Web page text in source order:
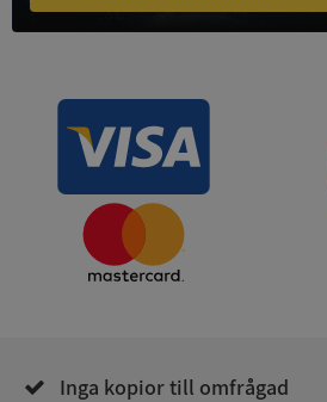
Inga kopior till omfrågad
Funktioner
Strikt nödvändiga kakor tillåter
kärnwebbplatsfunktioner som
och kontohantering. Webbplatsen
användas ordentligt utan strikt